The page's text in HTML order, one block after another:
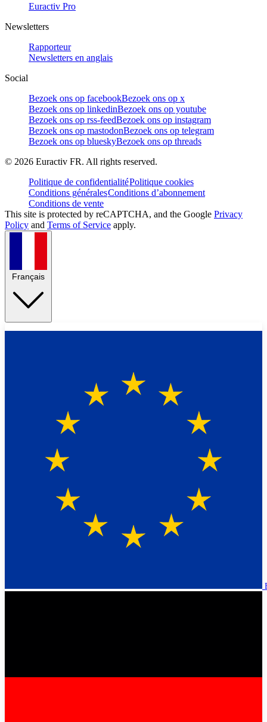
Euractiv Pro
Newsletters
Rapporteur
Newsletters en anglais
Social
Bezoek ons op facebookBezoek ons op x
Bezoek ons op linkedinBezoek ons op youtube
Bezoek ons op rss-feedBezoek ons op instagram
Bezoek ons op mastodonBezoek ons op telegram
Bezoek ons op blueskyBezoek ons op threads
© 2026 Euractiv FR. All rights reserved.
Politique de confidentialitéPolitique cookies
Conditions généralesConditions d’abonnement
Conditions de vente
This site is protected by reCAPTCHA, and the Google Privacy
Policy and Terms of Service apply.
Français